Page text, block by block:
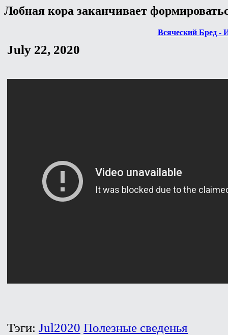
Лобная кора заканчивает
Всяческий Бред -
July 22, 2020
Тэги: Jul2020 Полезные сведенья